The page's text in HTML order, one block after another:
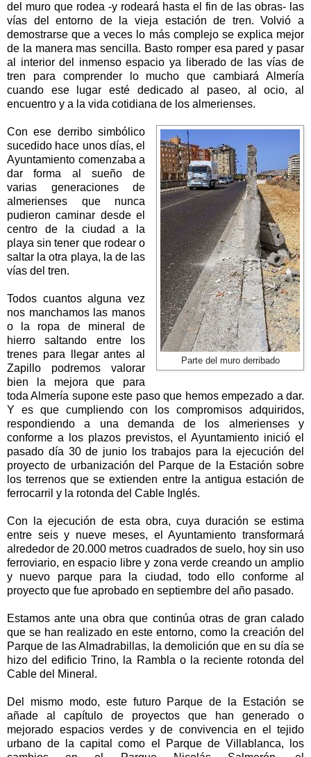
del muro que rodea -y rodeará hasta el fin de las obras- las
vías del entorno de la vieja estación de tren. Volvió a
demostrarse que a veces lo más complejo se explica mejor
de la manera mas sencilla. Basto romper esa pared y pasar
al interior del inmenso espacio ya liberado de las vías de
tren para comprender lo mucho que cambiará Almería
cuando ese lugar esté dedicado al paseo, al ocio, al
encuentro y a la vida cotidiana de los almerienses.
Parte del muro derribado
Con ese derribo simbólico
sucedido hace unos días, el
Ayuntamiento comenzaba a
dar forma al sueño de
varias generaciones de
almerienses que nunca
pudieron caminar desde el
centro de la ciudad a la
playa sin tener que rodear o
saltar la otra playa, la de las
vías del tren.
Todos cuantos alguna vez
nos manchamos las manos
o la ropa de mineral de
hierro saltando entre los
trenes para llegar antes al
Zapillo podremos valorar
bien la mejora que para
toda Almería supone este paso que hemos empezado a dar.
Y es que cumpliendo con los compromisos adquiridos,
respondiendo a una demanda de los almerienses y
conforme a los plazos previstos, el Ayuntamiento inició el
pasado día 30 de junio los trabajos para la ejecución del
proyecto de urbanización del Parque de
la Estación sobre
los terrenos que se extienden entre la antigua estación de
ferrocarril y la rotonda del Cable Inglés.
Con la ejecución de esta obra, cuya duración se estima
entre seis y nueve meses, el Ayuntamiento transformará
alrededor de 20.000 metros cuadrados de suelo, hoy sin uso
ferroviario, en espacio libre y zona verde creando un amplio
y nuevo parque para la ciudad, todo ello conforme al
proyecto que fue aprobado en septiembre del año pasado.
Estamos ante una obra que continúa otras de gran calado
que se han realizado en este entorno, como la creación del
Parque de las Almadrabillas, la demolición que en su día se
hizo del edificio Trino,
la Rambla o la reciente rotonda del
Cable del Mineral.
Del mismo modo, este futuro Parque de la Estación se
añade al capítulo de proyectos que han generado o
mejorado espacios verdes y de convivencia en el tejido
urbano de la capital como el Parque de Villablanca, los